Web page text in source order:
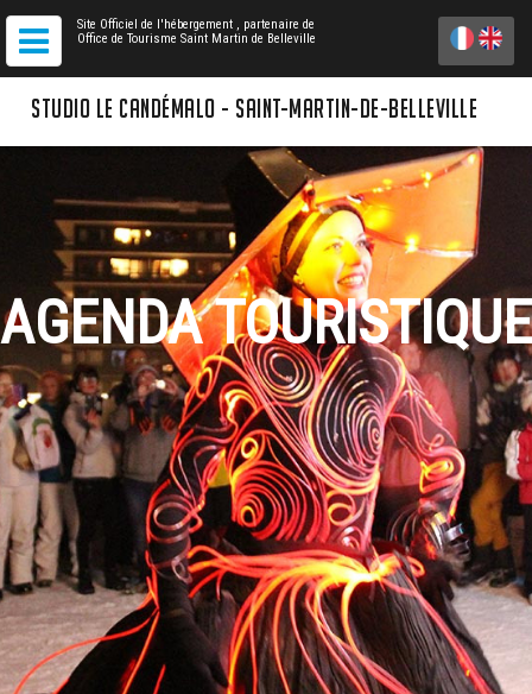
Site Officiel de l'hébergement , partenaire de
Office de Tourisme Saint Martin de Belleville
STUDIO LE CANDÉMALO - SAINT-MARTIN-DE-BELLEVILLE
AGENDA TOURISTIQUE